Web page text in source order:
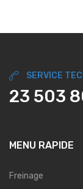
SERVICE
23 503
MENU RAPIDE
Freinage